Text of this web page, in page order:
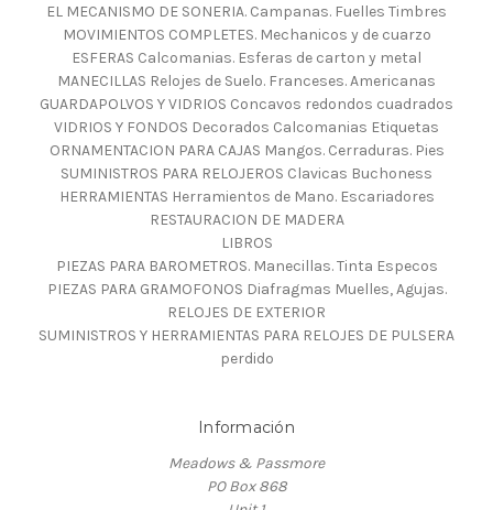
EL MECANISMO DE SONERIA. Campanas. Fuelles Timbres
MOVIMIENTOS COMPLETES. Mechanicos y de cuarzo
ESFERAS Calcomanias. Esferas de carton y metal
MANECILLAS Relojes de Suelo. Franceses. Americanas
GUARDAPOLVOS Y VIDRIOS Concavos redondos cuadrados
VIDRIOS Y FONDOS Decorados Calcomanias Etiquetas
ORNAMENTACION PARA CAJAS Mangos. Cerraduras. Pies
SUMINISTROS PARA RELOJEROS Clavicas Buchoness
HERRAMIENTAS Herramientos de Mano. Escariadores
RESTAURACION DE MADERA
LIBROS
PIEZAS PARA BAROMETROS. Manecillas. Tinta Especos
PIEZAS PARA GRAMOFONOS Diafragmas Muelles, Agujas.
RELOJES DE EXTERIOR
SUMINISTROS Y HERRAMIENTAS PARA RELOJES DE PULSERA
perdido
Información
Meadows & Passmore
PO Box 868